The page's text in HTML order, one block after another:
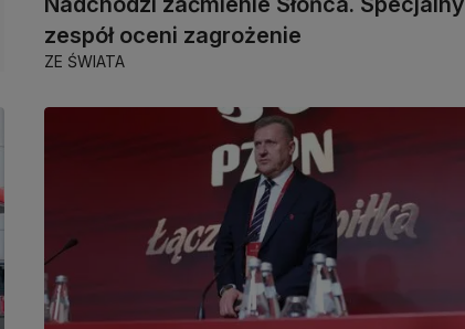
zespół oceni zagrożenie
ZE ŚWIATA